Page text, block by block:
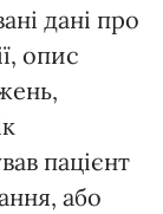
дані про
опис
пацієнт
або